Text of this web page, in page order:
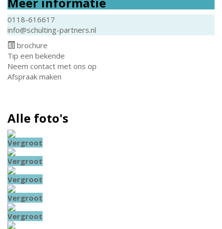
0118-616617
info@schulting-partners.nl
brochure
Tip een bekende
Neem contact met ons op
Afspraak maken
Alle foto's
Vergroot
Vergroot
Vergroot
Vergroot
Vergroot